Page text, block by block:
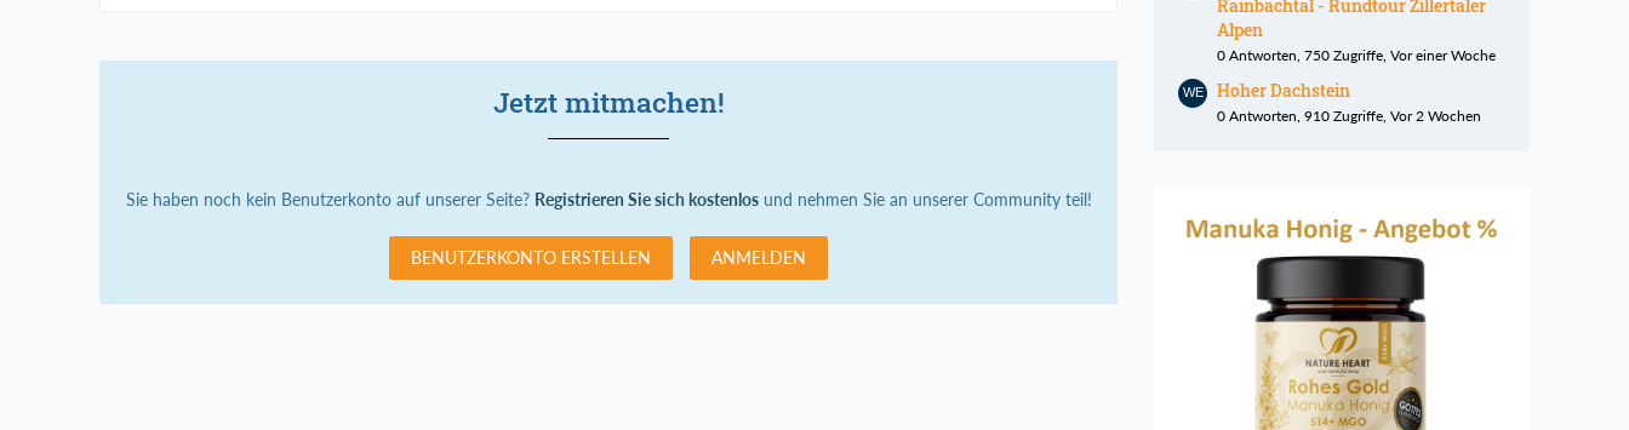
Jetzt mitmachen!
Sie haben noch kein Benutzerkonto auf unserer Seite? Registrieren Sie sich kostenlosund nehmen Sie an unserer Community teil!
BENUTZERKONTO ERSTELLEN ANMELDEN
Rainbachtal - Rundtour Zillertaler
Alpen
0 Antworten, 750 Zugriffe, Vor einer Woche
Hoher Dachstein
0 Antworten, 910 Zugriffe, Vor 2 Wochen